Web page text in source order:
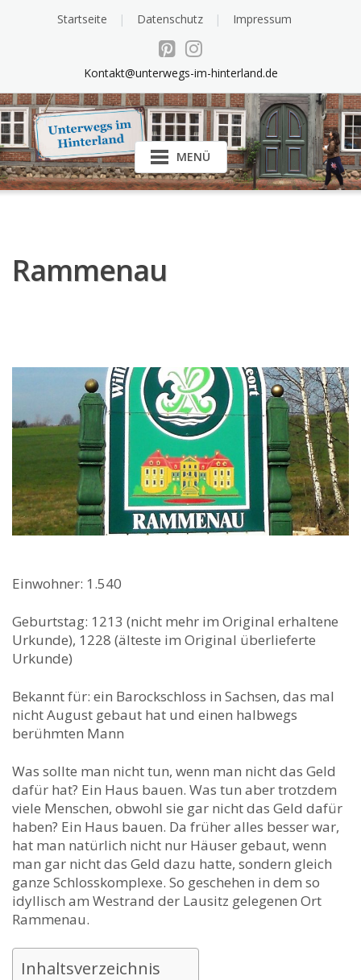
Startseite Datenschutz Impressum
Kontakt@unterwegs-im-hinterland.de
MENÜ
Rammenau
Einwohner: 1.540
Geburtstag: 1213 (nicht mehr im Original erhaltene
Urkunde), 1228 (älteste im Original überlieferte
Urkunde)
Bekannt für: ein Barockschloss in Sachsen, das mal
nicht August gebaut hat und einen halbwegs
berühmten Mann
Was sollte man nicht tun, wenn man nicht das Geld
dafür hat? Ein Haus bauen. Was tun aber trotzdem
viele Menschen, obwohl sie gar nicht das Geld dafür
haben? Ein Haus bauen. Da früher alles besser war,
hat man natürlich nicht nur Häuser gebaut, wenn
man gar nicht das Geld dazu hatte, sondern gleich
ganze Schlosskomplexe. So geschehen in dem so
idyllisch am Westrand der Lausitz gelegenen Ort
Rammenau.
Inhaltsverzeichnis